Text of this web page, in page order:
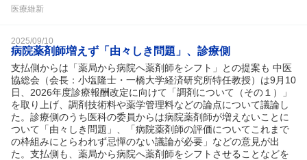
医療維新
2025/09/10
病院薬剤師増えず「由々しき問題」、診療側
支払側からは「薬局から病院へ薬剤師をシフト」との提案も 中医
協総会（会長：小塩隆士・一橋大学経済研究所特任教授）は9月10
日、2026年度診療報酬改定に向けて「調剤について（その１）」
を取り上げ、調剤技術料や薬学管理料などの論点について議論し
た。診療側のうち医科の委員からは病院薬剤師が増えないことに
ついて「由々しき問題」、「病院薬剤師の評価についてこれまで
の枠組みにとらわれず忌憚のない議論が必要」などの意見が出
た。支払側も、薬局から病院へ薬剤師をシフトさせることなどを